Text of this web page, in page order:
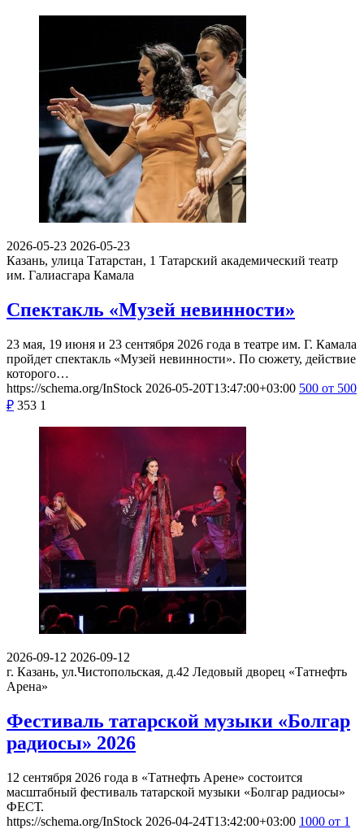
2026-05-23 2026-05-23
Казань, улица Татарстан, 1 Татарский академический театр
им. Галиасгара Камала
Спектакль «Музей невинности»
23 мая, 19 июня и 23 сентября 2026 года в театре им. Г. Камала
пройдет спектакль «Музей невинности». По сюжету, действие
которого…
https://schema.org/InStock 2026-05-20T13:47:00+03:00 500 от 500
₽ 353 1
2026-09-12 2026-09-12
г. Казань, ул.Чистопольская, д.42 Ледовый дворец «Татнефть
Арена»
Фестиваль татарской музыки «Болгар
радиосы» 2026
12 сентября 2026 года в «Татнефть Арене» состоится
масштабный фестиваль татарской музыки «Болгар радиосы»
ФЕСТ.
https://schema.org/InStock 2026-04-24T13:42:00+03:00 1000 от 1